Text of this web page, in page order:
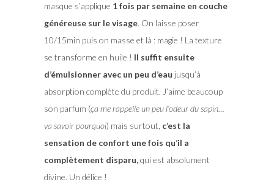
masque s’applique 1 fois par semaine en couche
généreuse sur le visage. On laisse poser
10/15min puis on masse et là : magie ! La texture
se transforme en huile ! Il suffit ensuite
d’émulsionner avec un peu d’eau jusqu’à
absorption complète du produit. J’aime beaucoup
son parfum (ça me rappelle un peu l’odeur du sapin…
va savoir pourquoi) mais surtout, c’est la
sensation de confort une fois qu’il a
complètement disparu,qui est absolument
divine. Un délice !